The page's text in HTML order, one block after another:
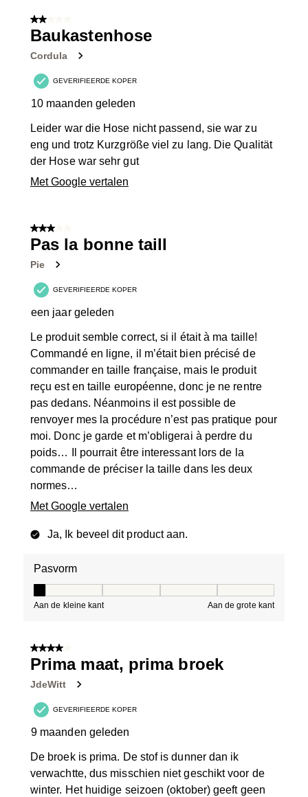
van
Beoordelingen.
2 van 5 sterren.
Baukastenhose
Cordula
GEVERIFIEERDE KOPER
10 maanden geleden
Leider war die Hose nicht passend, sie war zu
eng und trotz Kurzgröße viel zu lang. Die Qualität
der Hose war sehr gut
Met Google vertalen
3 van 5 sterren.
Pas la bonne taill
Pie
GEVERIFIEERDE KOPER
een jaar geleden
Le produit semble correct, si il était à ma taille!
Commandé en ligne, il m’était bien précisé de
commander en taille française, mais le produit
reçu est en taille européenne, donc je ne rentre
pas dedans. Néanmoins il est possible de
renvoyer mes la procédure n’est pas pratique pour
moi. Donc je garde et m’obligerai à perdre du
poids… Il pourrait être interessant lors de la
commande de préciser la taille dans les deux
normes…
Met Google vertalen
Ja, Ik beveel dit product aan.
Pasvorm
Aan de kleine kant Aan de grote kant
4 van 5 sterren.
Prima maat, prima broek
JdeWitt
GEVERIFIEERDE KOPER
9 maanden geleden
De broek is prima. De stof is dunner dan ik
verwachtte, dus misschien niet geschikt voor de
winter. Het huidige seizoen (oktober) geeft geen